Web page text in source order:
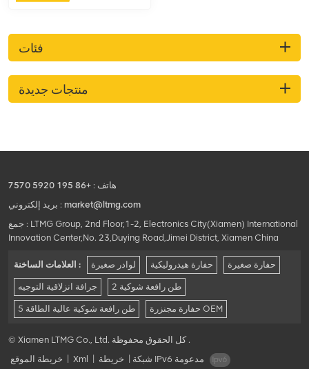
لإنجاز المهمة بسرعة وأمان.
فئات
منتجات جديدة
هاتف : +86 195 5920 7570
بريد إلكتروني : market@ltmg.com
جمع : LTMG Group, 2nd Floor,1-2, Electronics City(Xiamen) International
Innovation Center,No. 23,Duying Road,Jimei District, Xiamen China
العلامات الساخنة : لوادر صغيرة حفارة هيدروليكية حفارة صغيرة
جرافة انزلاقية التوجيه 2 طن رافعة شوكية
5 طن رافعة شوكية عالية الطاقة حفارة مجنزرة OEM
© Xiamen LTMG Co., Ltd. كل الحقوق محفوظة .
خريطة الموقع
Xml خريطة